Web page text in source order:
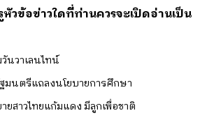
หัวข้อข่าวใดที่ท่านควรจะเปิดอ่านเป็น
นวาเลนไทน์
มนตรีแถลงนโยบายการศึกษา
ยสาวไทยแก้มแดง มีลูกเพื่อชาติ